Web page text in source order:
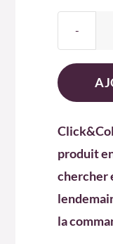
produit
chercher
la